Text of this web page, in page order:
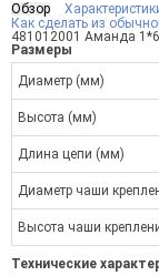
Обзор
Как сделать из
481012001 Аманда
Размеры
Диаметр (мм)
Высота (мм)
Длина цепи (мм)
Диаметр чаши
Высота чаши
Технические